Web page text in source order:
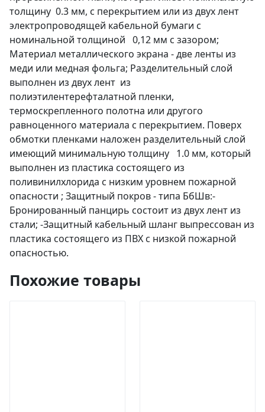
толщину 0.3 мм, с перекрытием или из двух лент
электропроводящей кабельной бумаги с
номинальной толщиной 0,12 мм с зазором;
Материал металлического экрана - две ленты из
меди или медная фольга; Разделительный слой
выполнен из двух лент из
полиэтилентерефталатной пленки,
термоскрепленного полотна или другого
равноценного материала с перекрытием. Поверх
обмотки пленками наложен разделительный слой
имеющий минимальную толщину 1.0 мм, который
выполнен из пластика состоящего из
поливинилхлорида с низким уровнем пожарной
опасности ; Защитный покров - типа БбШв:-
Бронированный панцирь состоит из двух лент из
стали; -Защитный кабельный шланг выпрессован из
пластика состоящего из ПВХ с низкой пожарной
опасностью.
Похожие товары